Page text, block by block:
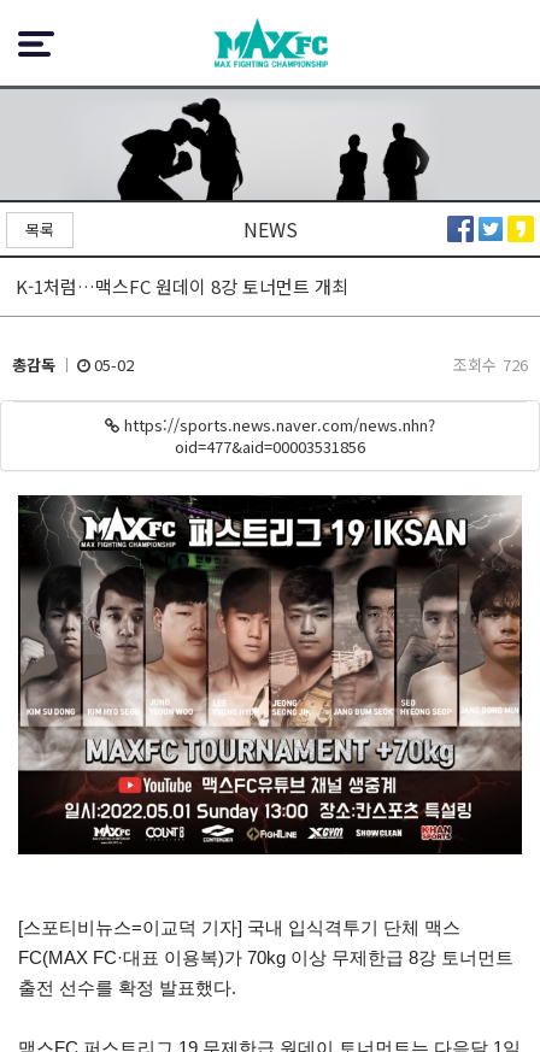
NEWS
목록
K-1처럼…맥스FC 원데이 8강 토너먼트 개최
총감독 05-02 조회수 726
https://sports.news.naver.com/news.nhn?
oid=477&aid=00003531856
[스포티비뉴스=이교덕 기자] 국내 입식격투기 단체 맥스
FC(MAX FC·대표 이용복)가 70kg 이상 무제한급 8강 토너먼트
출전 선수를 확정 발표했다.